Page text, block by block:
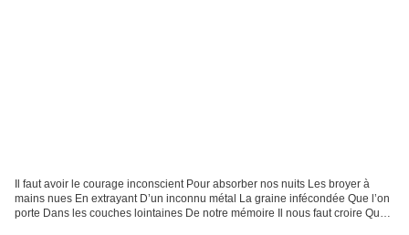
Il faut avoir le courage inconscient Pour absorber nos nuits Les broyer à
mains nues En extrayant D’un inconnu métal La graine infécondée Que l’on
porte Dans les couches lointaines De notre mémoire Il nous faut croire Que